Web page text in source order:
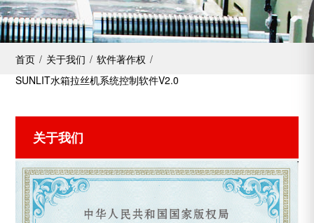
首页 / 关于我们 / 软件著作权 /
SUNLIT水箱拉丝机系统控制软件V2.0
关于我们